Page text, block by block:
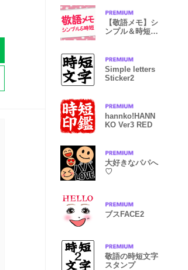
【敬語メモ】シ
ンプル＆時短メ
Simple letters
Sticker2
hannko!HANN
KO Ver3 RED
大好きなパパへ
♡
ブスFACE2
敬語の時短文字
スタンプ